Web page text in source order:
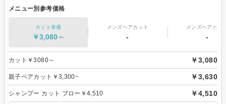
メニュー別参考価格
カット単価
￥3,080～
メンズヘアカット
-
メンズヘアカラ
-
カット￥3080～ ￥3,080
親子ペアカット￥3,300~ ￥3,630
シャンプー カット ブロー￥4,510 ￥4,510